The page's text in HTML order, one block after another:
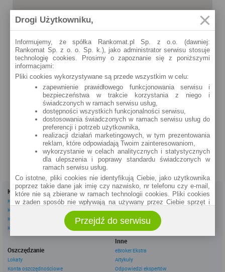
Kredyty
Kredyty gotówkowe
Kredyty hipoteczne
Kredyty konsolidacyjne
Kredyty na samochód
Oszczędzanie
Lokaty
Konta oszczędnościowe
Dla firm
Kredyty firmowe
Konta firmowe
Leasingi
Inne
eBroker Ekstra
Artykuły
Odpowiedzi ekspertów
Drogi Użytkowniku,
Informujemy, że spółka Rankomat.pl Sp. z o.o. (dawniej:
Rankomat Sp. z o. o. Sp. k.), jako administrator serwisu stosuje
technologię cookies. Prosimy o zapoznanie się z poniższymi
informacjami:
Pliki cookies wykorzystywane są przede wszystkim w celu:
zapewnienie prawidłowego funkcjonowania serwisu i
bezpieczeństwa w trakcie korzystania z niego i
świadczonych w ramach serwisu usług,
dostępności wszystkich funkcjonalności serwisu,
dostosowania świadczonych w ramach serwisu usług do
preferencji i potrzeb użytkownika,
realizacji działań marketingowych, w tym prezentowania
reklam, które odpowiadają Twoim zainteresowaniom,
wykorzystanie w celach analitycznych i statystycznych
dla ulepszenia i poprawy standardu świadczonych w
ramach serwisu usług.
Co istotne, pliki cookies nie identyfikują Ciebie, jako użytkownika
poprzez takie dane jak imię czy nazwisko, nr telefonu czy e-mail,
które nie są zbierane w ramach technologii cookies. Pliki cookies
w żaden sposób nie wpływają na używany przez Ciebie sprzęt i
Zakres wykorzystywania plików cookies możliwy jest do
określenia w ustawieniach przeglądarki każdego użytkownika. Bez
wprowadzenia zmian ustawień, informacje w plikach cookies mogą
być zapisywane w pamięci Twojego urządzenia.
Administratorem danych pozyskiwanych w technologii cookies jest
spółka Rankomat.pl Sp. z o.o. (dawniej: Rankomat Sp. z o. o. Sp.
Przejdź do serwisu